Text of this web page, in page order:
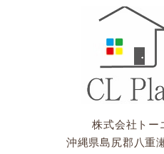
株式会社トー
沖縄県島尻郡八重